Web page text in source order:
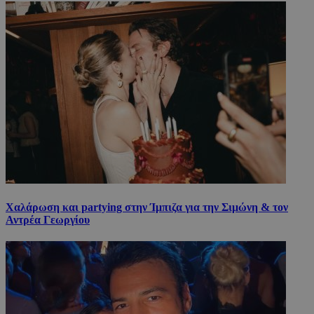
Χαλάρωση και partying στην Ίμπιζα για την Σιμώνη & τον
Αντρέα Γεωργίου